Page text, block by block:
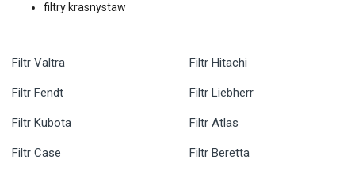
filtry krasnystaw
Filtr Valtra
Filtr Fendt
Filtr Kubota
Filtr Case
Filtr Hitachi
Filtr Liebherr
Filtr Atlas
Filtr Beretta